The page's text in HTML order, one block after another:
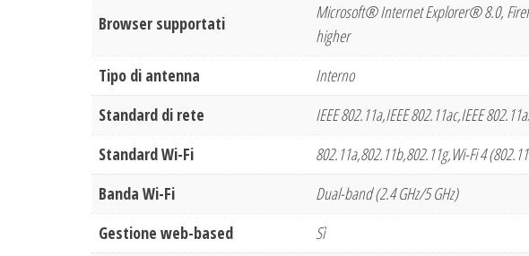
Browser supportati
Microsoft® Internet Explorer® 8.0,
higher
Tipo di antenna
Interno
Standard di rete
IEEE 802.11a,IEEE 802.11ac,IEEE
Standard Wi-Fi
802.11a,802.11b,802.11g,Wi-Fi 4
Banda Wi-Fi
Dual-band (2.4 GHz/5 GHz)
Gestione web-based
Sì